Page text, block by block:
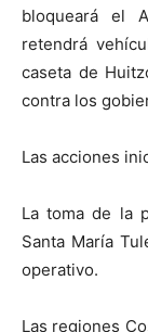
bloqueará el
retendrá
caseta de
contra los
Las acciones
La toma de la
Santa María
operativo.
Las regiones